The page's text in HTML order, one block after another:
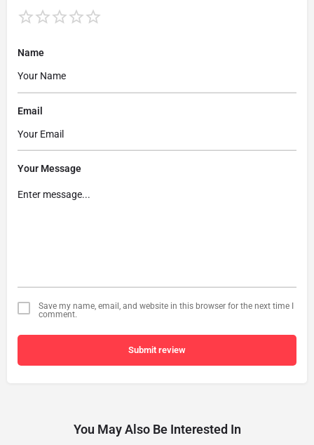
Name
Email
Your Message
Save my name, email, and website in this browser for the next time I
comment.
Submit review
You May Also Be Interested In